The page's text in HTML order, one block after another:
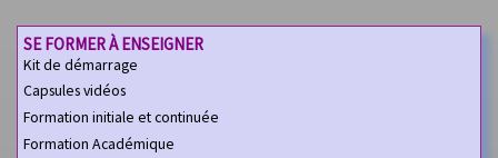
SE FORMER À ENSEIGNER
Kit de démarrage
Capsules vidéos
Formation initiale et continuée
Formation Académique